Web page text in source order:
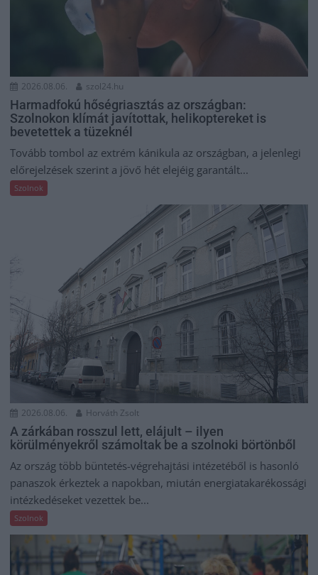
2026.08.06. szol24.hu
Harmadfokú hőségriasztás az országban:
Szolnokon klímát javítottak, helikoptereket is
bevetettek a tüzeknél
Tovább tombol az extrém kánikula az országban, a jelenlegi
előrejelzések szerint a jövő hét elejéig garantált...
Szolnok
2026.08.06. Horváth Zsolt
A zárkában rosszul lett, elájult – ilyen
körülményekről számoltak be a szolnoki börtönből
Az ország több büntetés-végrehajtási intézetéből is hasonló
panaszok érkeztek a napokban, miután energiatakarékossági
intézkedéseket vezettek be...
Szolnok